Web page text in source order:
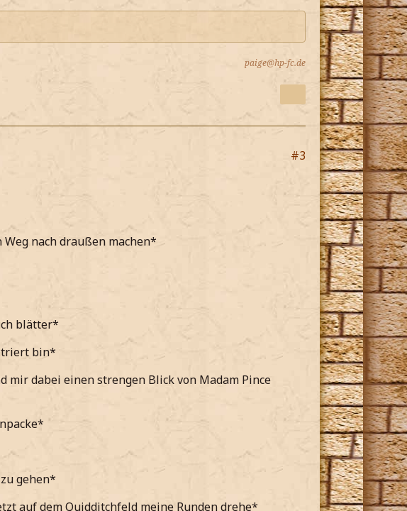
paige@hp-fc.de
#3
nach draußen machen*
blätter*
bin*
mir dabei einen strengen Blick von Madam Pince
gehen*
auf dem Quidditchfeld meine Runden drehe*